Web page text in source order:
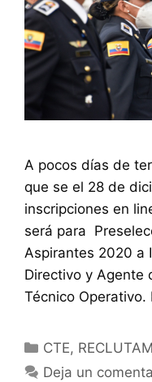
A pocos días de
que se el 28 de
inscripciones en
será para
Aspirantes 2020 a
Directivo y Agente
Técnico Operativo.
CTE,
Deja un